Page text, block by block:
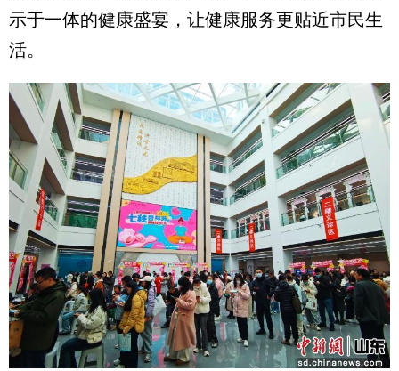
示于一体的健康盛宴，让健康服务更贴近市民生
活。